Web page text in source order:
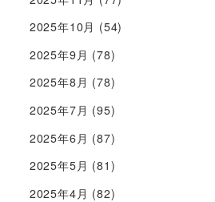
2025年10月 (54)
2025年9月 (78)
2025年8月 (78)
2025年7月 (95)
2025年6月 (87)
2025年5月 (81)
2025年4月 (82)